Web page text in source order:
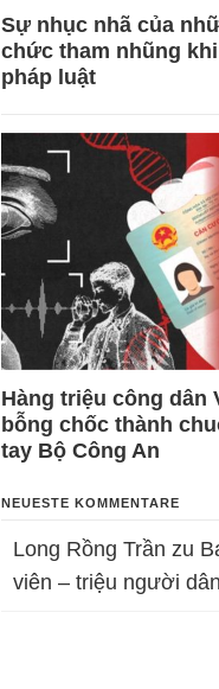
Sự nhục nhã của
chức tham nhũng
pháp luật
Hàng triệu công dân
bỗng chốc thành
tay Bộ Công An
NEUESTE KOMMENTARE
Long Rồng Trần zu
viên – triệu người